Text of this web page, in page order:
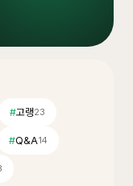
#고랭23
#Q&A14